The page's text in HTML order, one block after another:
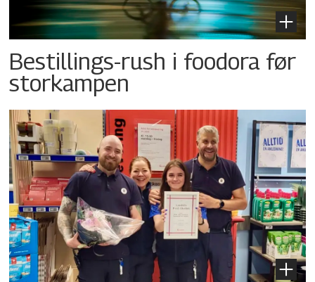
Bestillings-rush i foodora før
storkampen